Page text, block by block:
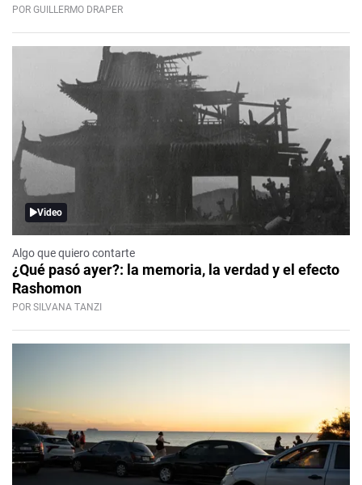
POR GUILLERMO DRAPER
Video
Algo que quiero contarte
¿Qué pasó ayer?: la memoria, la verdad y el efecto
Rashomon
POR SILVANA TANZI